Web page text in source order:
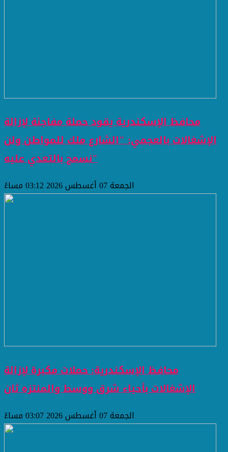
محافظ الإسكندرية يقود حملة مفاجئة لإزالة
الإشغالات بالعجمي: "الشارع ملك للمواطن ولن
نسمح بالتعدي عليه"
الجمعة 07 أغسطس 2026 03:12 مساءً
محافظ الإسكندرية: حملات مكبرة لإزالة
الإشغالات بأحياء شرق ووسط والمنتزه ثان
الجمعة 07 أغسطس 2026 03:07 مساءً